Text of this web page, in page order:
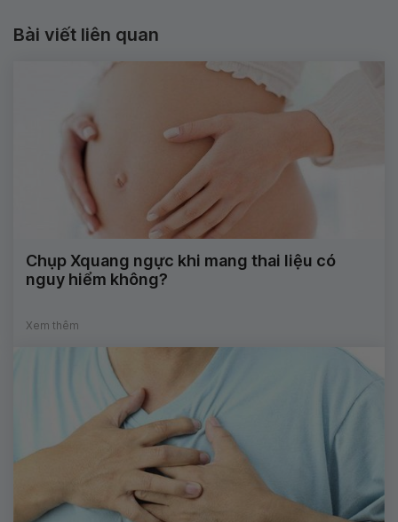
Bài viết liên quan
Chụp Xquang ngực khi mang thai liệu có
nguy hiểm không?
Xem thêm